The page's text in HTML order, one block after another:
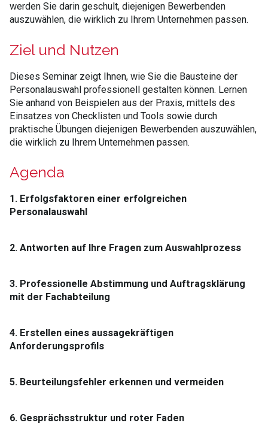
werden Sie darin geschult, diejenigen Bewerbenden
auszuwählen, die wirklich zu Ihrem Unternehmen passen.
Ziel und Nutzen
Dieses Seminar zeigt Ihnen, wie Sie die Bausteine der
Personalauswahl professionell gestalten können. Lernen
Sie anhand von Beispielen aus der Praxis, mittels des
Einsatzes von Checklisten und Tools sowie durch
praktische Übungen diejenigen Bewerbenden auszuwählen,
die wirklich zu Ihrem Unternehmen passen.
Agenda
1. Erfolgsfaktoren einer erfolgreichen
Personalauswahl
2. Antworten auf Ihre Fragen zum Auswahlprozess
3. Professionelle Abstimmung und Auftragsklärung
mit der Fachabteilung
4. Erstellen eines aussagekräftigen
Anforderungsprofils
5. Beurteilungsfehler erkennen und vermeiden
6. Gesprächsstruktur und roter Faden